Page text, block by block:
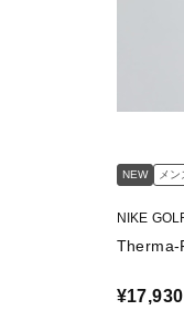
NEW メン
NIKE
Therma-
¥17,930